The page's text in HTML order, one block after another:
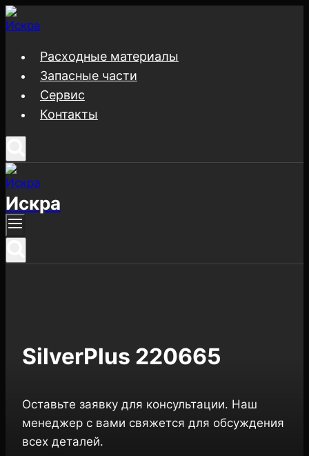
Перейти
к
содержимому
Расходные материалы
Запасные части
Сервис
Контакты
Искра
SilverPlus 220665
Оставьте заявку для консультации. Наш
менеджер с вами свяжется для обсуждения
всех деталей.